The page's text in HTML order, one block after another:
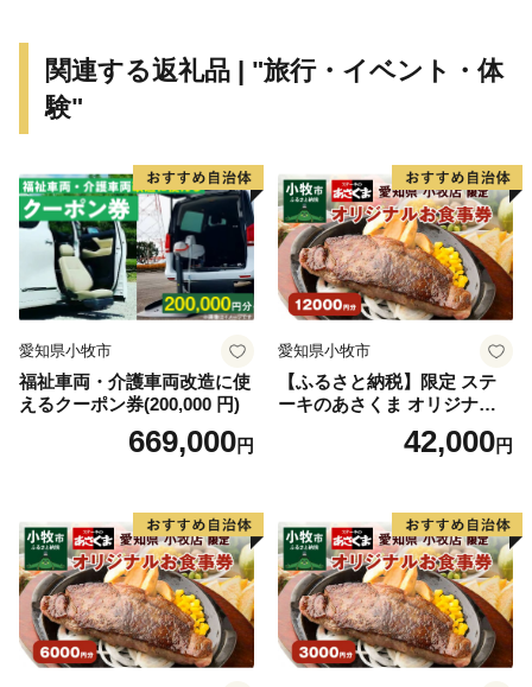
関連する返礼品 | "旅行・イベント・体
験"
愛知県小牧市
福祉車両・介護車両改造に使
えるクーポン券(200,000 円)
669,000円
愛知県小牧市
【ふるさと納税】限定 ステ
ーキのあさくま オリジナル
お食事券 12000円 お好きなメ
ニュー 好きなだけ コーンス
県 小牧店 小牧市 チケット 送
料無料
42,000円